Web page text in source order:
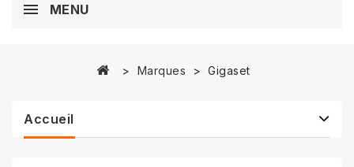
MENU
Marques Gigaset
Accueil